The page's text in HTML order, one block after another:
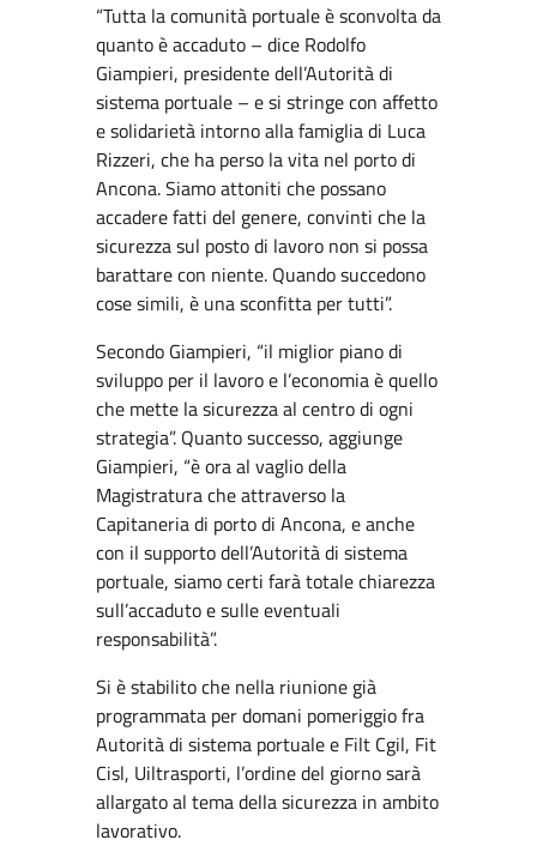
“Tutta la comunità portuale è sconvolta da
quanto è accaduto – dice Rodolfo
Giampieri, presidente dell’Autorità di
sistema portuale – e si stringe con affetto
e solidarietà intorno alla famiglia di Luca
Rizzeri, che ha perso la vita nel porto di
Ancona. Siamo attoniti che possano
accadere fatti del genere, convinti che la
sicurezza sul posto di lavoro non si possa
barattare con niente. Quando succedono
cose simili, è una sconfitta per tutti”.
Secondo Giampieri, “il miglior piano di
sviluppo per il lavoro e l’economia è quello
che mette la sicurezza al centro di ogni
strategia”. Quanto successo, aggiunge
Giampieri, “è ora al vaglio della
Magistratura che attraverso la
Capitaneria di porto di Ancona, e anche
con il supporto dell’Autorità di sistema
portuale, siamo certi farà totale chiarezza
sull’accaduto e sulle eventuali
responsabilità”.
Si è stabilito che nella riunione già
programmata per domani pomeriggio fra
Autorità di sistema portuale e Filt Cgil, Fit
Cisl, Uiltrasporti, l’ordine del giorno sarà
allargato al tema della sicurezza in ambito
lavorativo.